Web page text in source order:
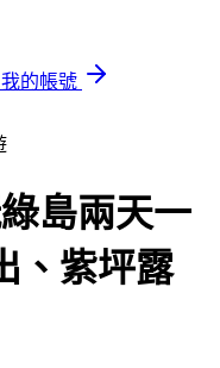
我的帳號
島兩天一
、紫坪露